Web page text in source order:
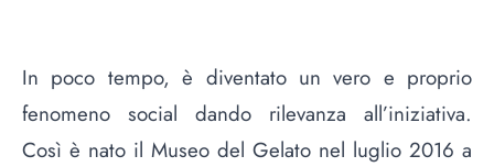
In poco tempo, è diventato un vero e proprio
fenomeno social dando rilevanza all’iniziativa.
Così è nato il Museo del Gelato nel luglio 2016 a